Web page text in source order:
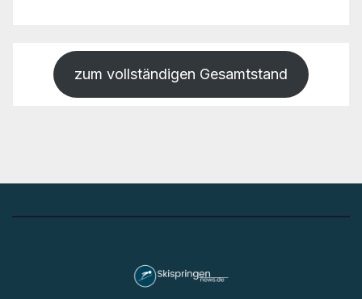
zum vollständigen Gesamtstand